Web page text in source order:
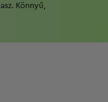
Könnyű,